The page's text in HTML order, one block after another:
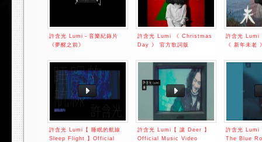
許含光 Lumi－音樂紀錄片
《夢醒之前》
許含光 Lumi 《 Christmas
Day 》 官方歌詞版
許含光 Lumi
《 新年未老
許含光 Lumi【 睡眠的航線
Sleep Flight 】Official
許含光 Lumi【 讓 Deer 】
Official Music Video
許含光 Lumi
The Blue